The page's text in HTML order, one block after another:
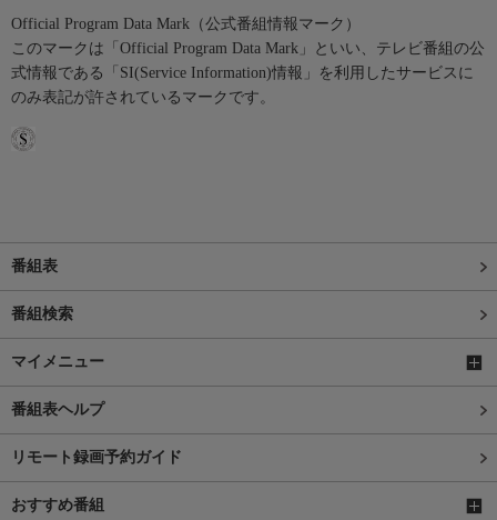
Official Program Data Mark（公式番組情報マーク）
このマークは「Official Program Data Mark」といい、テレビ番組の公
式情報である「SI(Service Information)情報」を利用したサービスに
のみ表記が許されているマークです。
番組表
番組検索
マイメニュー
番組表ヘルプ
リモート録画予約ガイド
おすすめ番組